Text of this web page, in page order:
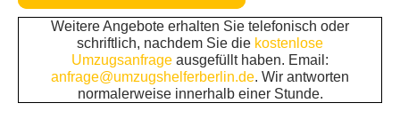
Weitere Angebote erhalten Sie telefonisch oder
schriftlich, nachdem Sie die kostenlose
Umzugsanfrage ausgefüllt haben. Email:
anfrage@umzugshelferberlin.de. Wir antworten
normalerweise innerhalb einer Stunde.